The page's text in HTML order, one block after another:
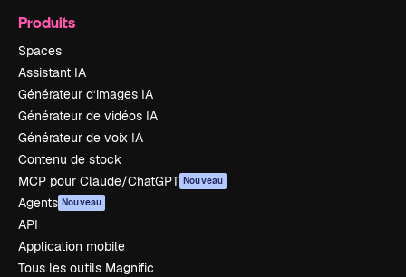
Produits
Spaces
Assistant IA
Générateur d’images IA
Générateur de vidéos IA
Générateur de voix IA
Contenu de stock
MCP pour Claude/ChatGPT Nouveau
Agents Nouveau
API
Application mobile
Tous les outils Magnific